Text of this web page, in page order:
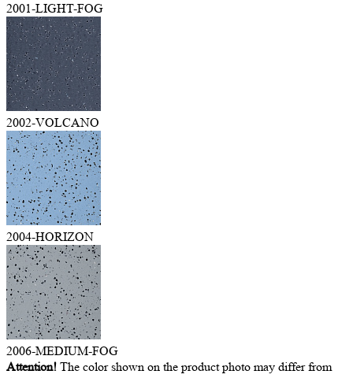
2001-LIGHT-FOG
2002-VOLCANO
2004-HORIZON
2006-MEDIUM-FOG
Attention! The color shown on the product photo may differ from